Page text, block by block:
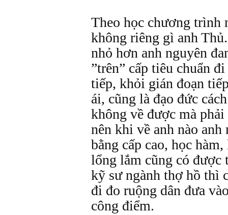
Theo học chương trình
không riêng gì anh
nhỏ hơn anh nguyên
”trên” cấp tiêu chuẩn
tiếp, khỏi gián đoạn
ái, cũng là đạo đức
không về được mà
nên khi về anh nào
bằng cấp cao, học
lổng lắm cũng có được
kỹ sư ngành thợ hồ thì
đi đo ruộng dân đưa
công điểm.